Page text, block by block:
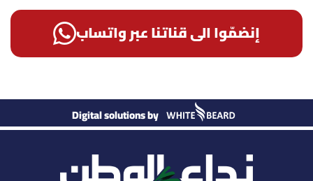
إنضمّوا الى قناتنا عبر واتساب
Digital solutions by